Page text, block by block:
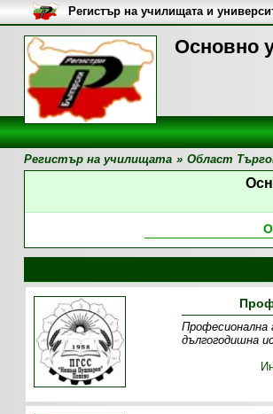
Основно
Регистър на училищата и
Регистър на училищата » Област
Професионална
дългогодишна